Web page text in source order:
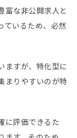
富な非公開求人と
ているため、必然
ますが、特化型に
まりやすいのが特
に評価できるた